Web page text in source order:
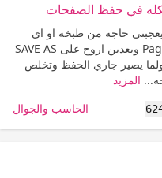
في حفظ الصفحات
يعجبني حاجه من طبخه او اي
شي في النت والبي احفظه اروح على Page وبعدين اروح على SAVE AS
يصير جاري الحفظ وتخلص
المزيد
الحاسب والجوال